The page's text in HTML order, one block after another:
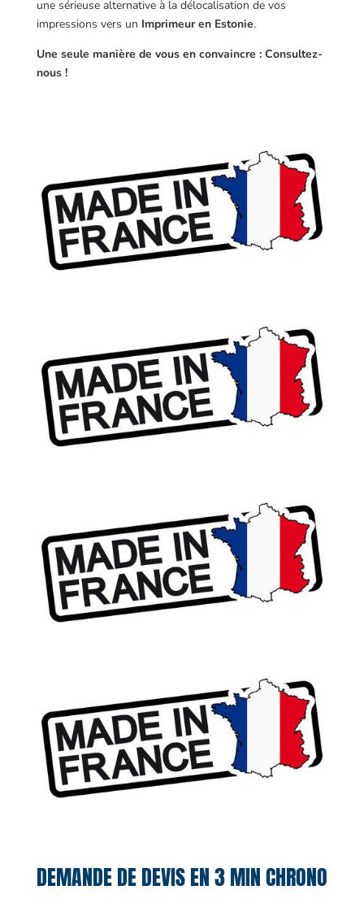
une sérieuse alternative à la délocalisation de vos
impressions vers un Imprimeur en Estonie.
Une seule manière de vous en convaincre : Consultez-
nous !
DEMANDE DE DEVIS EN 3 MIN CHRONO